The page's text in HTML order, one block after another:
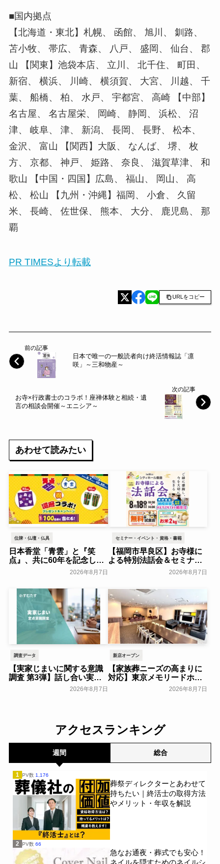
■国内拠点
【北海道・東北】札幌、 函館、 旭川、 釧路、
苫小牧、 帯広、 青森、 八戸、 盛岡、 仙台、 郡
山 【関東】池袋本店、 立川、 北千住、 町田、
新宿、 横浜、 川崎、 横須賀、 大宮、 川越、 千
葉、 船橋、 柏、 水戸、 宇都宮、 高崎 【中部】
名古屋、 名古屋栄、 岡崎、 静岡、 浜松、 沼
津、 岐阜、 津、 新潟、 長岡、 長野、 松本、
金沢、 富山 【関西】大阪、 なんば、 堺、 枚
方、 京都、 神戸、 姫路、 奈良、 滋賀草津、 和
歌山 【中国・四国】広島、 福山、 岡山、 高
松、 松山 【九州・沖縄】福岡、 小倉、 久留
米、 長崎、 佐世保、 熊本、 大分、 鹿児島、 那
覇
PR TIMESより転載
URLをコピー
前の記事
日本で唯一の一般読者向け終活情報誌「凛
咲」～三和物産～
次の記事
お寺×行政書士のコラボ！座禅体験と相続・遺
言の相談会開催～エニシア～
あわせて読みたい
位牌・仏壇・仏具
日本香堂「青雲」と『笑
点』、共に60年を記念した
初コラボ！オリジナルグッ
ズのプレゼントキャンペー
ンを実施～日本香堂～
一般公開
2026年8月7日
セミナー・イベント・資格・書籍
【福岡市早良区】お寺様に
よる特別法話会＆セミナー
特典「無料試食会」を8月
18日(月)にシティホール飯
一般公開
2026年8月7日
調査データ
【実家じまいに関する意識
調査 第3弾】話し合い実施
率は29.5％で前回から低
2026年8月7日
新店オープン
【家族葬ニーズの高まりに
対応】東京メモリードホー
ルに貸切型家族葬空間『第
2026年8月7日
アクセスランキング
週間 総合
1 PV数 1,176
葬祭ディレクターとあわせて
持ちたい｜終活士の取得方法
やメリット・年収を解説
2 PV数 66
急なお通夜・葬式でも安心！